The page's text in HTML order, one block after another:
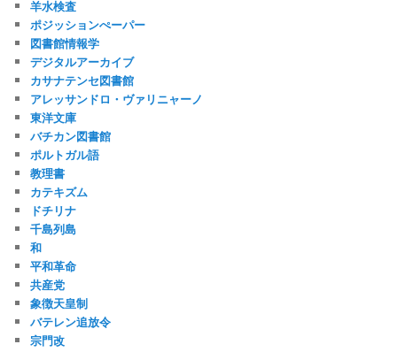
羊水検査
ポジッションぺーパー
図書館情報学
デジタルアーカイブ
カサナテンセ図書館
アレッサンドロ・ヴァリニャーノ
東洋文庫
バチカン図書館
ポルトガル語
教理書
カテキズム
ドチリナ
千島列島
和
平和革命
共産党
象徴天皇制
バテレン追放令
宗門改